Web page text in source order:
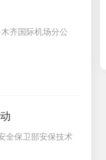
齐国际机场分公
全保卫部安保技术